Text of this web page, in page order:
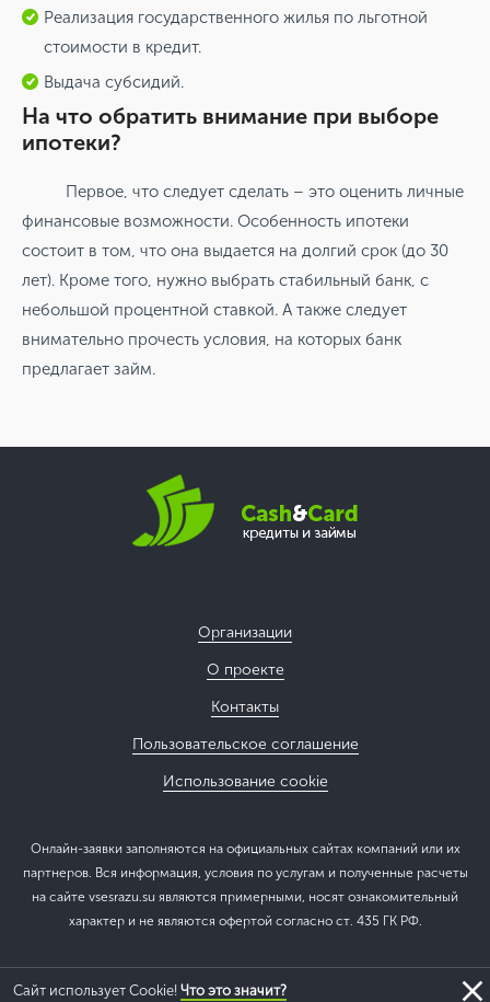
Реализация государственного жилья по льготной
стоимости в кредит.
Выдача субсидий.
На что обратить внимание при выборе
ипотеки?
Первое, что следует сделать – это оценить личные
финансовые возможности. Особенность ипотеки
состоит в том, что она выдается на долгий срок (до 30
лет). Кроме того, нужно выбрать стабильный банк, с
небольшой процентной ставкой. А также следует
внимательно прочесть условия, на которых банк
предлагает займ.
Организации
О проекте
Контакты
Пользовательское соглашение
Использование cookie
Онлайн-заявки заполняются на официальных сайтах компаний или их
партнеров. Вся информация, условия по услугам и полученные расчеты
на сайте vsesrazu.su являются примерными, носят ознакомительный
характер и не являются офертой согласно ст. 435 ГК РФ.
Сайт использует Cookie! Что это значит?